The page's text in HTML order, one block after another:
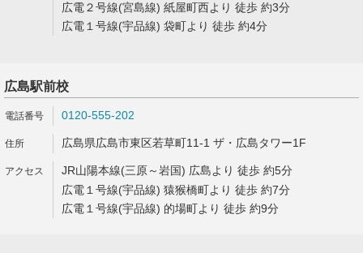
広電２号線(宮島線) 紙屋町西より 徒歩 約3分
広電１号線(宇品線) 袋町より 徒歩 約4分
広島駅前校
0120-555-202
広島県広島市東区若草町11-1 ザ・広島タワー1F
JR山陽本線(三原～岩国) 広島より 徒歩 約5分
広電１号線(宇品線) 猿猴橋町より 徒歩 約7分
広電１号線(宇品線) 的場町より 徒歩 約9分